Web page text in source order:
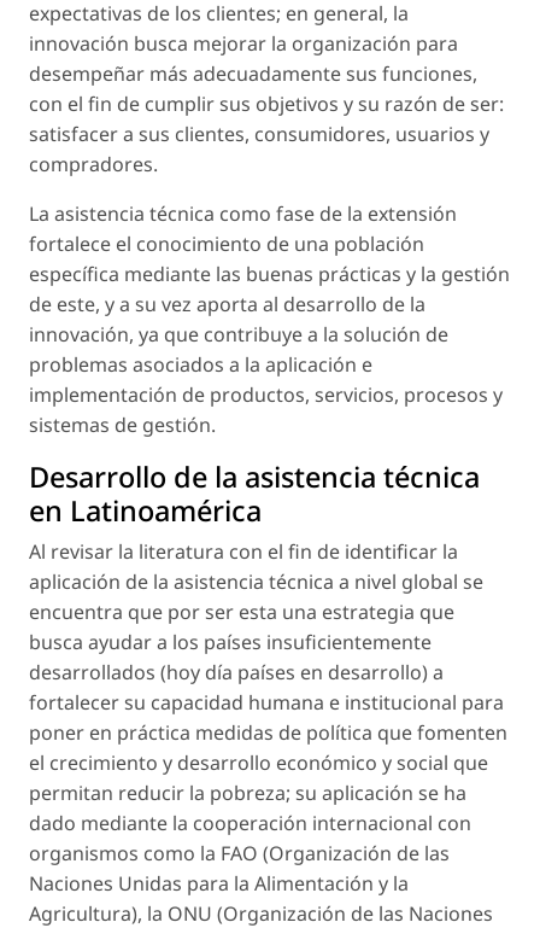
expectativas de los clientes; en general, la
innovación busca mejorar la organización para
desempeñar más adecuadamente sus funciones,
con el fin de cumplir sus objetivos y su razón de ser:
satisfacer a sus clientes, consumidores, usuarios y
compradores.
La asistencia técnica como fase de la extensión
fortalece el conocimiento de una población
específica mediante las buenas prácticas y la gestión
de este, y a su vez aporta al desarrollo de la
innovación, ya que contribuye a la solución de
problemas asociados a la aplicación e
implementación de productos, servicios, procesos y
sistemas de gestión.
Desarrollo de la asistencia técnica
en Latinoamérica
Al revisar la literatura con el fin de identificar la
aplicación de la asistencia técnica a nivel global se
encuentra que por ser esta una estrategia que
busca ayudar a los países insuficientemente
desarrollados (hoy día países en desarrollo) a
fortalecer su capacidad humana e institucional para
poner en práctica medidas de política que fomenten
el crecimiento y desarrollo económico y social que
permitan reducir la pobreza; su aplicación se ha
dado mediante la cooperación internacional con
organismos como la FAO (Organización de las
Naciones Unidas para la Alimentación y la
Agricultura), la ONU (Organización de las Naciones